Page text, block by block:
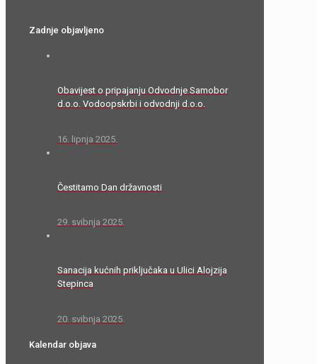
Zadnje objavljeno
Obavijest o pripajanju Odvodnje Samobor
d.o.o. Vodoopskrbi i odvodnji d.o.o.
16. lipnja 2025.
Čestitamo Dan državnosti
29. svibnja 2025.
Sanacija kućnih priključaka u Ulici Alojzija
Stepinca
20. svibnja 2025.
Kalendar objava